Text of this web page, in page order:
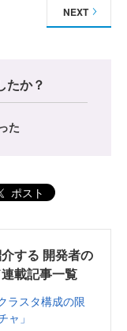
NEXT
たか？
た
ポスト
する 開発者の
載記事一覧
ラスタ構成の限
ャ」